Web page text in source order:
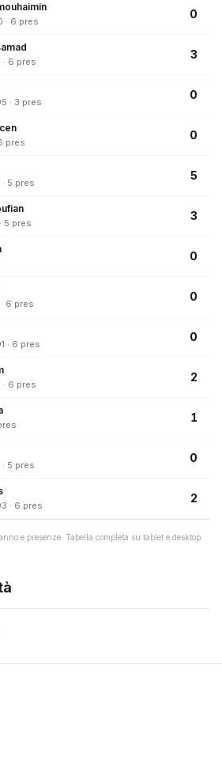
· 6 pres
0
· 6 pres
3
· 3 pres
0
pres
0
· 5 pres
5
5 pres
3
0
· 6 pres
0
· 6 pres
0
· 6 pres
2
1
· 5 pres
0
· 6 pres
2
e presenze. Tabella completa su tablet e desktop.